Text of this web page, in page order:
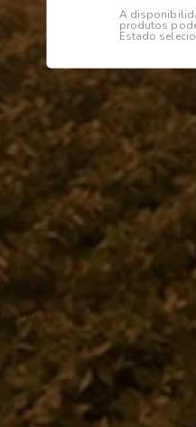
Institucional
Dúvidas
0800
WhatsApp
14
Segunda à
e das
A
produtos
Estado